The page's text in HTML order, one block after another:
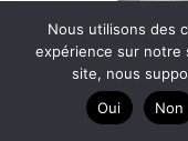
Nous utilisons des
expérience sur notre
site, nous
Oui
Non